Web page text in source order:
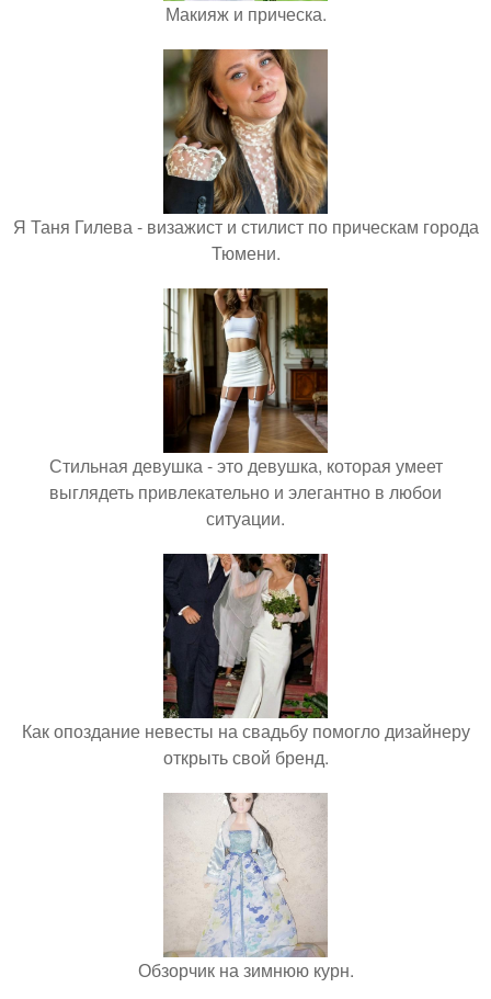
Макияж и прическа.
Я Таня Гилева - визажист и стилист по прическам города
Тюмени.
Стильная девушка - это девушка, которая умеет
выглядеть привлекательно и элегантно в любои
ситуации.
Как опоздание невесты на свадьбу помогло дизайнеру
открыть свой бренд.
Обзорчик на зимнюю курн.